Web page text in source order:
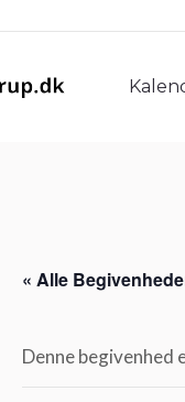
« Alle
Denne begivenhed